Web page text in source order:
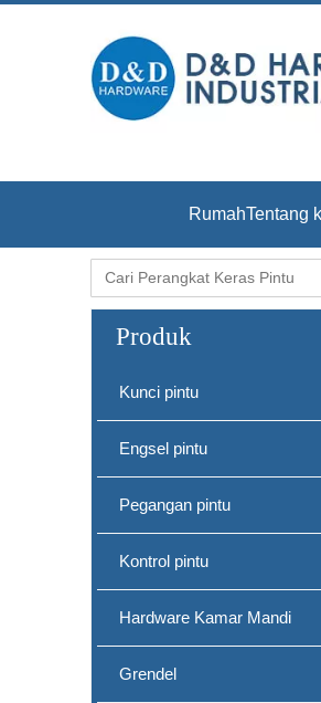
RumahTentang
Produk
Kunci pintu
Engsel pintu
Pegangan pintu
Kontrol pintu
Hardware Kamar Mandi
Grendel